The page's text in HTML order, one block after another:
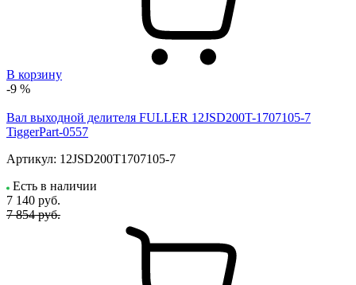
В корзину
-9 %
Вал выходной делителя FULLER 12JSD200T-1707105-7
TiggerPart-0557
Артикул: 12JSD200T1707105-7
Есть в наличии
7 140 руб.
7 854 руб.